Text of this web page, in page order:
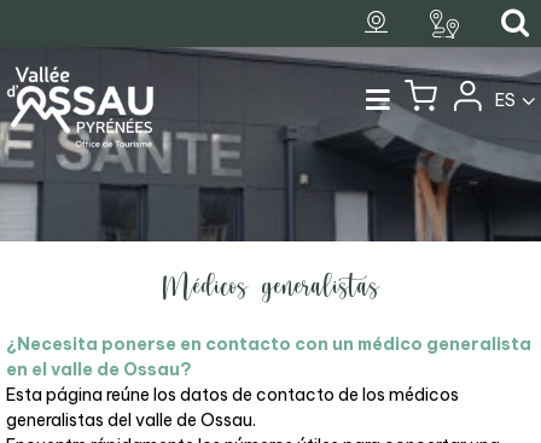
ES
Médicos generalistas
¿Necesita ponerse en contacto con un médico generalista
en el valle de Ossau?
Esta página reúne los datos de contacto de los médicos
generalistas del valle de Ossau.